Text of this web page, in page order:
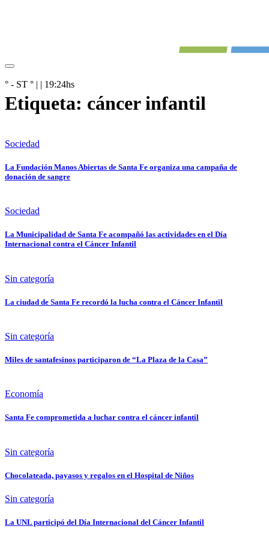
° - ST ° | | 19:24hs
Etiqueta: cáncer infantil
Sociedad
La Fundación Manos Abiertas de Santa Fe organiza una campaña de
donación de sangre
Sociedad
La Municipalidad de Santa Fe acompañó las actividades en el Día
Internacional contra el Cáncer Infantil
Sin categoría
La ciudad de Santa Fe recordó la lucha contra el Cáncer Infantil
Sin categoría
Miles de santafesinos participaron de “La Plaza de la Casa”
Economía
Santa Fe comprometida a luchar contra el cáncer infantil
Sin categoría
Chocolateada, payasos y regalos en el Hospital de Niños
Sin categoría
La UNL participó del Día Internacional del Cáncer Infantil